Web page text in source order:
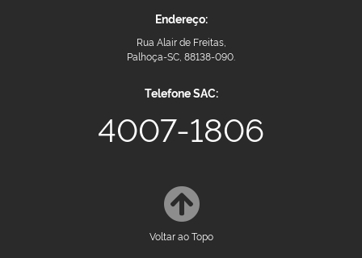
Endereço:
Rua Alair de Freitas,
Palhoça-SC, 88138-090.
Telefone SAC:
4007-1806
Voltar ao Topo